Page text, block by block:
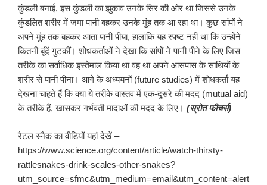
कुंडली बनाई, इस कुंडली का झुकाव उनके सिर की ओर था जिससे उनके
कुंडलित शरीर में जमा पानी बहकर उनके मुंह तक आ रहा था। कुछ सांपों ने
अपने मुंह तक बहकर आता पानी पीया, हालांकि यह स्पष्ट नहीं था कि उन्होंने
कितनी बूंदें गुटकीं। शोधकर्ताओं ने देखा कि सांपों ने पानी पीने के लिए जिस
तरीके का सर्वाधिक इस्तेमाल किया था वह था अपने आसपास के साथियों के
शरीर से पानी पीना। आगे के अध्ययनों (future studies) में शोधकर्ता यह
देखना चाहते हैं कि क्या ये तरीके वास्तव में एक-दूसरे की मदद (mutual aid)
के तरीके हैं, खासकर गर्भवती मादाओं की मदद के लिए। (स्रोत फीचर्स)
रैटल स्नैक का वीडियों यहां देखें –
https://www.science.org/content/article/watch-thirsty-
rattlesnakes-drink-scales-other-snakes?
utm_source=sfmc&utm_medium=email&utm_content=alert